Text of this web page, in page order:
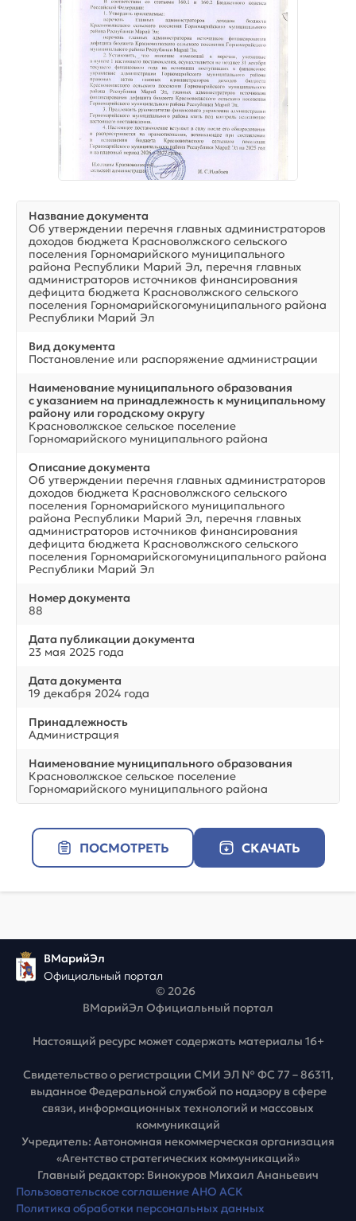
Название документа
Об утверждении перечня главных администраторов
доходов бюджета Красноволжского сельского
поселения Горномарийского муниципального
района Республики Марий Эл, перечня главных
администраторов источников финансирования
дефицита бюджета Красноволжского сельского
поселения Горномарийскогомуниципального района
Республики Марий Эл
Вид документа
Постановление или распоряжение администрации
Наименование муниципального образования
с указанием на принадлежность к муниципальному
району или городскому округу
Красноволжское сельское поселение
Горномарийского муниципального района
Описание документа
Об утверждении перечня главных администраторов
доходов бюджета Красноволжского сельского
поселения Горномарийского муниципального
района Республики Марий Эл, перечня главных
администраторов источников финансирования
дефицита бюджета Красноволжского сельского
поселения Горномарийскогомуниципального района
Республики Марий Эл
Номер документа
88
Дата публикации документа
23 мая 2025 года
Дата документа
19 декабря 2024 года
Принадлежность
Администрация
Наименование муниципального образования
Красноволжское сельское поселение
Горномарийского муниципального района
ПОСМОТРЕТЬ СКАЧАТЬ
ВМарийЭл
Официальный портал
© 2026
ВМарийЭл Официальный портал
Настоящий ресурс может содержать материалы 16+
Свидетельство о регистрации СМИ ЭЛ № ФС 77 – 86311,
выданное Федеральной службой по надзору в сфере
связи, информационных технологий и массовых
коммуникаций
Учредитель: Автономная некоммерческая организация
«Агентство стратегических коммуникаций»
Главный редактор: Винокуров Михаил Ананьевич
Пользовательское соглашение АНО АСК
Политика обработки персональных данных